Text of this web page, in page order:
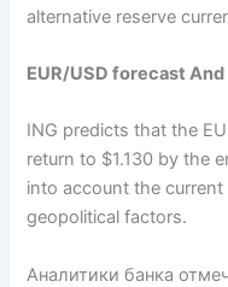
alternative reserve
EUR/USD forecast
ING predicts that the
return to $1.130 by the
into account the
geopolitical factors.
Аналитики банка